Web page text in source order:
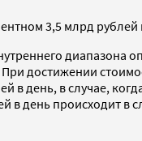
3,5 млрд рублей
диапазона
достижении
в день, в случае,
день происходит в